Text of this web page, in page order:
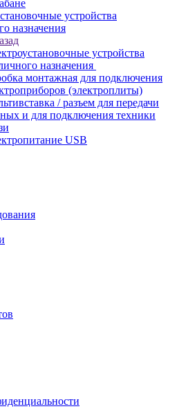
устройства
назначения
устройства
назначения
монтажная для подключения
(электроплиты)
/ разъем для передачи
и для подключения техники
USB